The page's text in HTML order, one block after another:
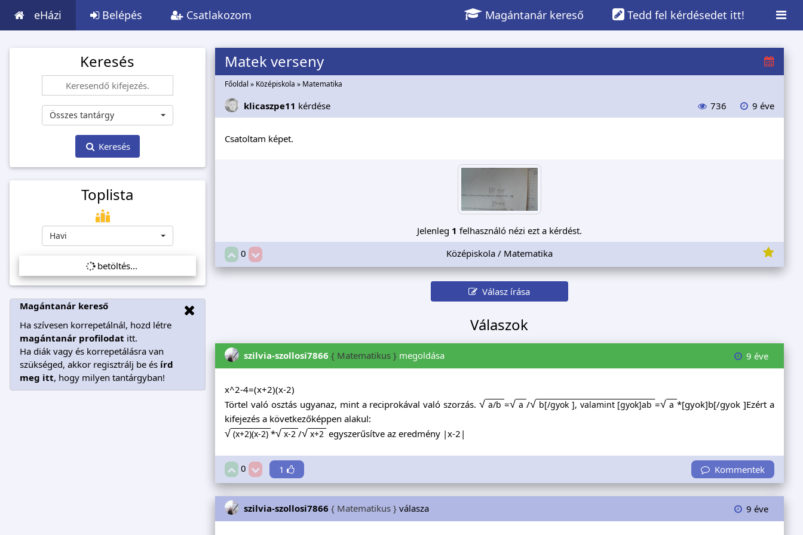
eHázi Belépés Csatlakozom Tedd fel kérdésedet itt!
Magántanár kereső
Keresés
Összes tantárgy
Keresés
Toplista
Havi
betöltés...
Magántanár kereső
Ha szívesen korrepetálnál, hozd létre
magántanár profilodat itt.
Ha diák vagy és korrepetálásra van
szükséged, akkor regisztrálj be és írd
meg itt, hogy milyen tantárgyban!
Matek verseny
Főoldal » Középiskola » Matematika
klicaszpe11 kérdése 736 9 éve
Csatoltam képet.
Jelenleg 1 felhasználó nézi ezt a kérdést.
0
Középiskola / Matematika
Válasz írása
Válaszok
szilvia-szollosi7866 { Matematikus }megoldása 9 éve
x^2-4=(x+2)(x-2)
Törtel való osztás ugyanaz, mint a reciprokával való szorzás.√ a/b =√a /√b[/gyok ], valamint [gyok]ab=√ a*[gyok]b[/gyok ]Ezért a
kifejezés a következőképpen alakul:
√(x+2)(x-2) *√x-2 /√x+2 egyszerűsítve az eredmény |x-2|
0 1 Kommentek
szilvia-szollosi7866 { Matematikus }válasza 9 éve